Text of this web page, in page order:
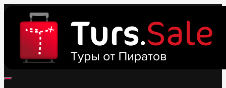
content